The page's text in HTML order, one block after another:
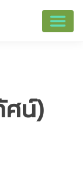
น์)